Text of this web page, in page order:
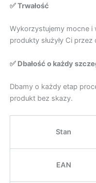
✅ Trwałość
Wykorzystujemy mocne i
produkty służyły Ci przez
✅ Dbałość o każdy
Dbamy o każdy etap
produkt bez skazy.
Stan
EAN